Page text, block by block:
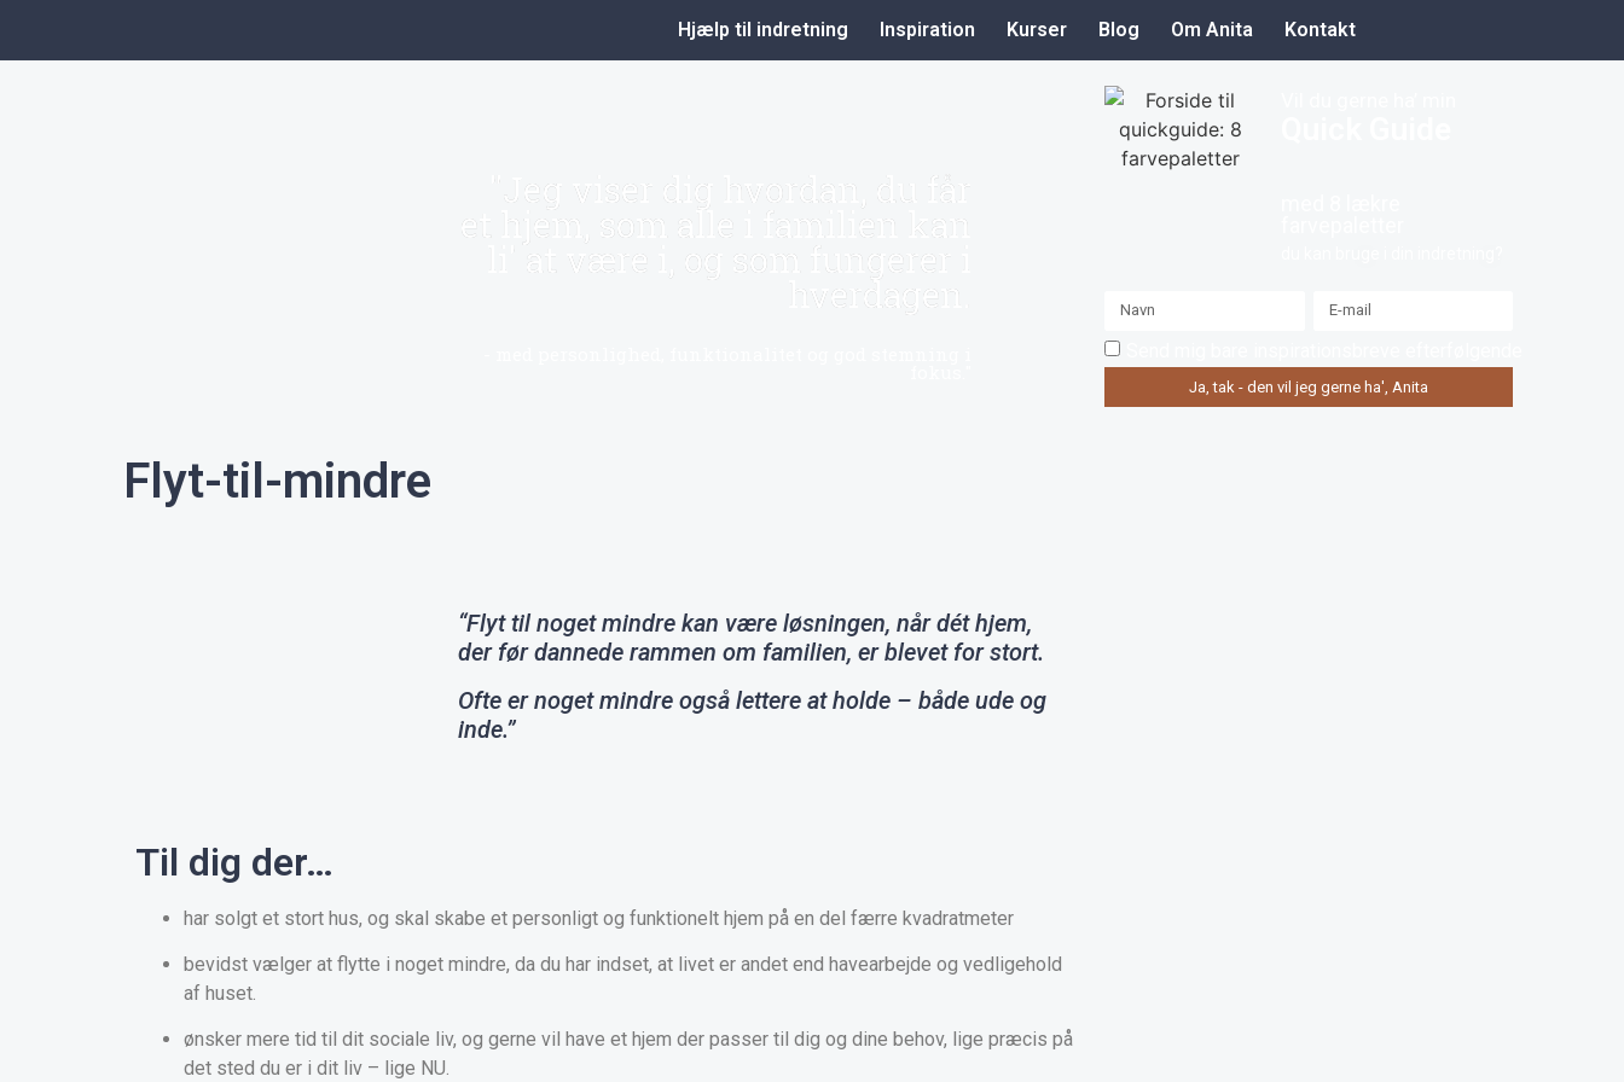
Hjælp til indretning Inspiration Kurser Blog Om Anita Kontakt
"Jeg viser dig hvordan, du får
et hjem, som alle i familien kan
li' at være i, og som fungerer i
hverdagen.
Ja, tak - den vil jeg gerne ha', Anita
Flyt-til-mindre
“Flyt til noget mindre kan være løsningen, når dét hjem,
der før dannede rammen om familien, er blevet for stort.
Ofte er noget mindre også lettere at holde – både ude og
inde.”
Til dig der…
har solgt et stort hus, og skal skabe et personligt og funktionelt hjem på en del færre kvadratmeter
bevidst vælger at flytte i noget mindre, da du har indset, at livet er andet end havearbejde og vedligehold
af huset.
ønsker mere tid til dit sociale liv, og gerne vil have et hjem der passer til dig og dine behov, lige præcis på
det sted du er i dit liv – lige NU.